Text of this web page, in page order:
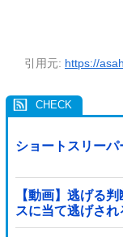
引用元: https://
ショートスリー
【動画】逃げる
スに当て逃げされ